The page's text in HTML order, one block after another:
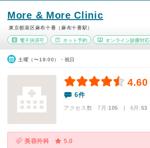
More & More Clinic
東京都港区麻布十番（麻布十番駅）
電子決済可 ネット予約 オンライン診療対応
土曜（〜19:00）・祝日
4.60
6件
アクセス数 7月:105 | 6月:53
美容外科
5.0